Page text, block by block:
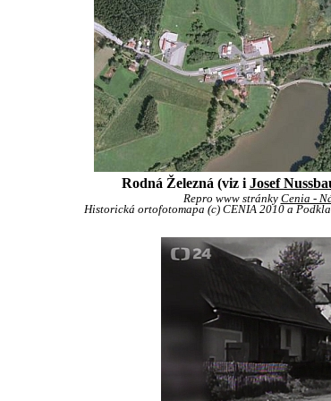
Rodná Železná (viz i Josef
Repro www stránky Cenia -
Historická ortofotomapa (c) CENIA 2010 a